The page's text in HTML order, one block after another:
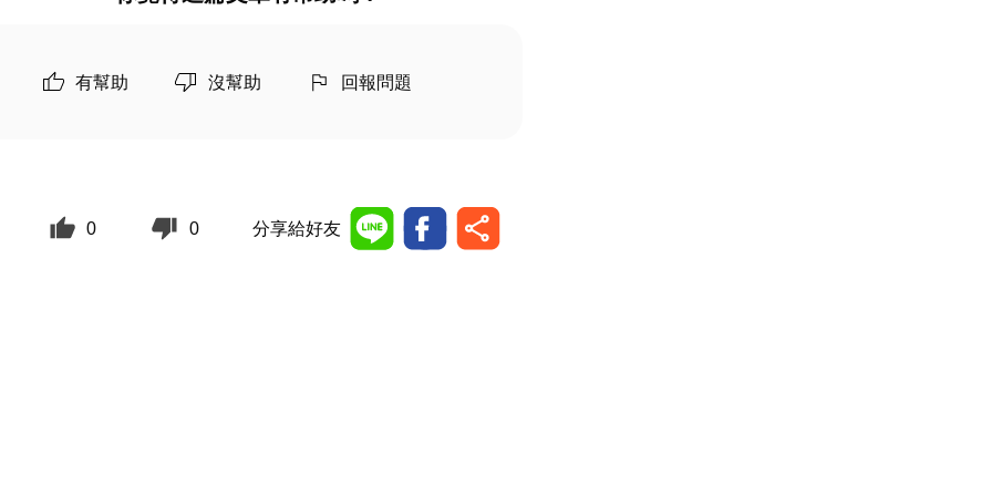
有幫助 沒幫助 回報問題
0 0 分享給好友